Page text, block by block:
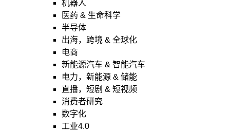
机器人
医药 & 生命科学
半导体
出海，跨境 & 全球化
电商
新能源汽车 & 智能汽车
电力，新能源 & 储能
直播，短剧 & 短视频
消费者研究
数字化
工业4.0